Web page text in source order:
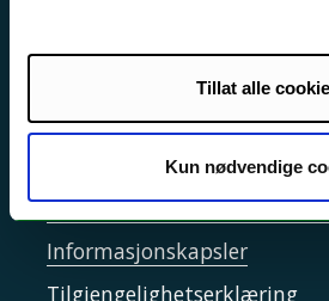
Tillat alle
Kun nødvendige
Driftsmeldinger
Personvern ved UiT
Sikkerhet, beredskap og
Informasjonskapsler
Tilgjengelighetserklæring